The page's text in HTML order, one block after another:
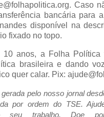
Caso
bancária para
disponível na
fixado no topo.
10 anos, a Folha Política
brasileira e dando
quer calar. Pix:
pelo nosso jornal
por ordem do TSE.
seu trabalho. Doe